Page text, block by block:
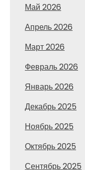
Май 2026
Апрель 2026
Март 2026
Февраль 2026
Январь 2026
Декабрь 2025
Ноябрь 2025
Октябрь 2025
Сентябрь 2025